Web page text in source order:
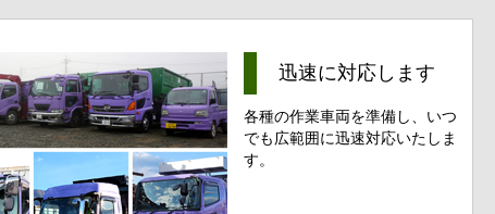
迅速に対応します
各種の作業車両を準備し、いつ
でも広範囲に迅速対応いたしま
す。